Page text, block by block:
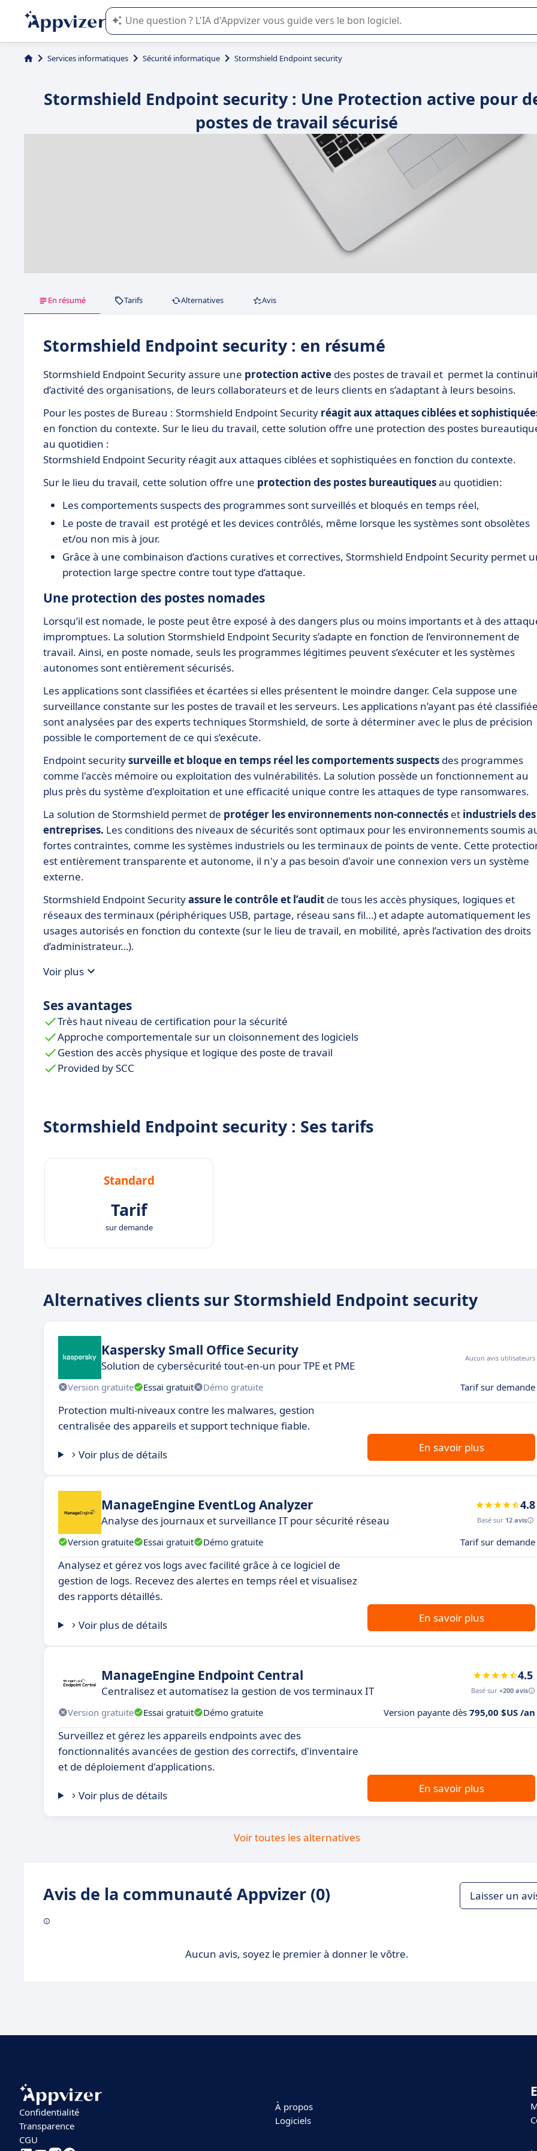
L'IA de Appvizer vous guide dans l'utilisation ou la sélection de logiciel SaaS en entreprise.
Services informatiques Sécurité informatique Stormshield Endpoint security
Stormshield Endpoint security : Une Protection active pour
postes de travail sécurisé
En résumé Tarifs Alternatives Avis
Stormshield Endpoint security : en résumé
Stormshield Endpoint Security assure une protection active des postes de travail et permet la
d’activité des organisations, de leurs collaborateurs et de leurs clients en s’adaptant à leurs besoins.
Pour les postes de Bureau : Stormshield Endpoint Security réagit aux attaques ciblées et
en fonction du contexte. Sur le lieu du travail, cette solution offre une protection des postes
au quotidien :
Stormshield Endpoint Security réagit aux attaques ciblées et sophistiquées en fonction du contexte.
Sur le lieu du travail, cette solution offre une protection des postes bureautiquesau quotidien:
Les comportements suspects des programmes sont surveillés et bloqués en temps réel,
Le poste de travail est protégé et les devices contrôlés, même lorsque les systèmes sont obsolètes
et/ou non mis à jour.
Grâce à une combinaison d’actions curatives et correctives, Stormshield Endpoint Security permet
protection large spectre contre tout type d’attaque.
Une protection des postes nomades
Lorsqu’il est nomade, le poste peut être exposé à des dangers plus ou moins importants et à des
impromptues. La solution Stormshield Endpoint Security s’adapte en fonction de l’environnement de
travail. Ainsi, en poste nomade, seuls les programmes légitimes peuvent s’exécuter et les systèmes
autonomes sont entièrement sécurisés.
Les applications sont classifiées et écartées si elles présentent le moindre danger. Cela suppose une
surveillance constante sur les postes de travail et les serveurs. Les applications n’ayant pas été
sont analysées par des experts techniques Stormshield, de sorte à déterminer avec le plus de précision
possible le comportement de ce qui s’exécute.
Endpoint securitysurveille et bloque en temps réel les comportements suspects des programmes
comme l'accès mémoire ou exploitation des vulnérabilités. La solution possède un fonctionnement au
plus près du système d'exploitation et une efficacité unique contre les attaques de type ransomwares.
La solution de Stormshield permet de protéger les environnements non-connectés et industriels des
entreprises. Les conditions des niveaux de sécurités sont optimaux pour les environnements soumis
fortes contraintes, comme les systèmes industriels ou les terminaux de points de vente. Cette
est entièrement transparente et autonome, il n'y a pas besoin d'avoir une connexion vers un système
externe.
Stormshield Endpoint Securityassure le contrôle et l’audit de tous les accès physiques, logiques et
réseaux des terminaux (périphériques USB, partage, réseau sans fil…) et adapte automatiquement les
usages autorisés en fonction du contexte (sur le lieu de travail, en mobilité, après l’activation des droits
d’administrateur…).
Voir plus
Ses avantages
Très haut niveau de certification pour la sécurité
Approche comportementale sur un cloisonnement des logiciels
Gestion des accès physique et logique des poste de travail
Provided by SCC
Stormshield Endpoint security : Ses tarifs
Standard
Tarif
sur demande
Alternatives clients sur Stormshield Endpoint security
Kaspersky Small Office Security
Solution de cybersécurité tout-en-un pour TPE et PME
Aucun avis utilisateurs
Version gratuite Essai gratuit Démo gratuite Tarif sur demande
Protection multi-niveaux contre les malwares, gestion
centralisée des appareils et support technique fiable.
Voir plus de détails
En savoir plus
ManageEngine EventLog Analyzer
Analyse des journaux et surveillance IT pour sécurité réseau
4.8
Basé sur 12 avis
Version gratuite Essai gratuit Démo gratuite Tarif sur demande
Analysez et gérez vos logs avec facilité grâce à ce logiciel de
gestion de logs. Recevez des alertes en temps réel et visualisez
des rapports détaillés.
Voir plus de détails
En savoir plus
ManageEngine Endpoint Central
Centralisez et automatisez la gestion de vos terminaux IT
4.5
Basé sur +200 avis
Version gratuite Essai gratuit Démo gratuite Version payante dès 795,00 $US /an
Surveillez et gérez les appareils endpoints avec des
fonctionnalités avancées de gestion des correctifs, d'inventaire
et de déploiement d'applications.
Voir plus de détails
En savoir plus
Voir toutes les alternatives
Avis de la communauté Appvizer (0) Laisser un
Aucun avis, soyez le premier à donner le vôtre.
Confidentialité
Transparence
CGU
À propos
Logiciels